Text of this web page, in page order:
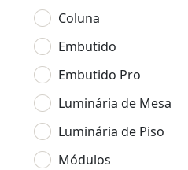
Coluna
Embutido
Embutido Pro
Luminária de Mesa
Luminária de Piso
Módulos